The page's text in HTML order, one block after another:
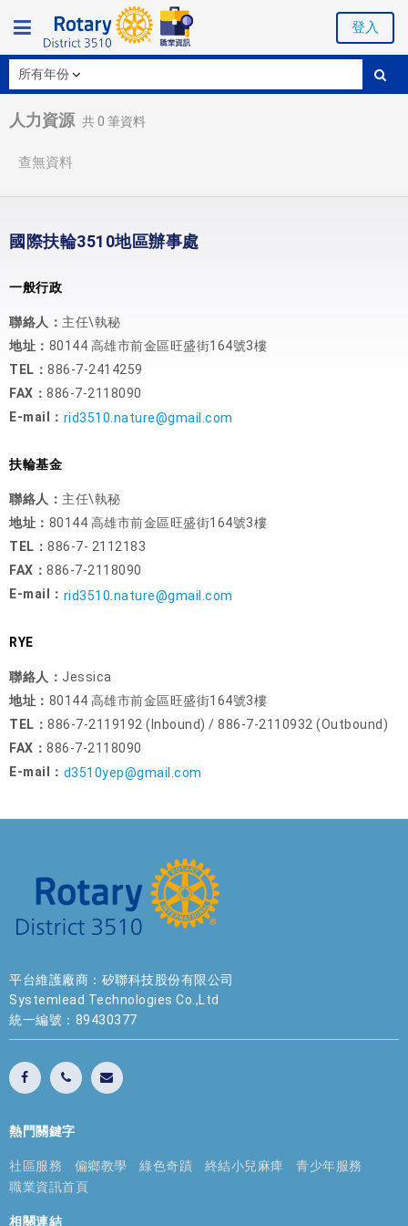
登入
人力資源 共0 筆資料
查無資料
國際扶輪3510地區辦事處
一般行政
聯絡人： 主任\執秘
地址： 80144 高雄市前金區旺盛街164號3樓
TEL： 886-7-2414259
FAX： 886-7-2118090
E-mail： rid3510.nature@gmail.com
扶輪基金
聯絡人： 主任\執秘
地址： 80144 高雄市前金區旺盛街164號3樓
TEL： 886-7- 2112183
FAX： 886-7-2118090
E-mail： rid3510.nature@gmail.com
RYE
聯絡人： Jessica
地址： 80144 高雄市前金區旺盛街164號3樓
TEL： 886-7-2119192 (Inbound) / 886-7-2110932 (Outbound)
FAX： 886-7-2118090
E-mail： d3510yep@gmail.com
平台維護廠商：矽聯科技股份有限公司
Systemlead Technologies Co.,Ltd
統一編號：89430377
熱門關鍵字
社區服務 偏鄉教學 綠色奇蹟 終結小兒麻痺
青少年服務
職業資訊首頁
相關連結